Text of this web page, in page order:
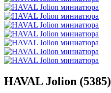
HAVAL Jolion (5385)